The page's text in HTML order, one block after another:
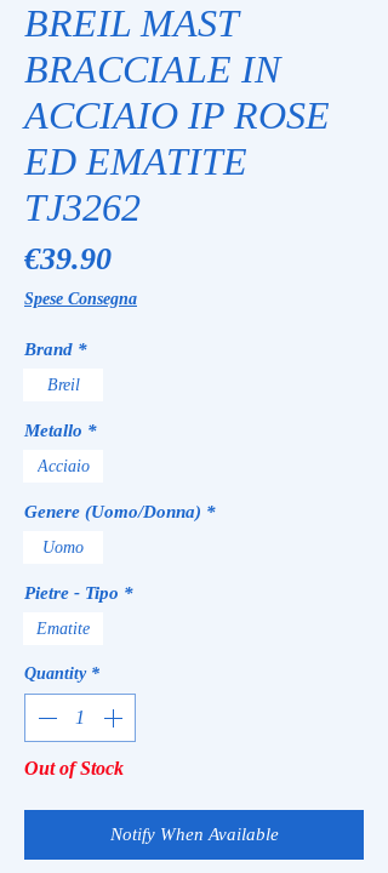
BREIL MAST
BRACCIALE IN
ACCIAIO IP ROSE
ED EMATITE
TJ3262
€39.90Price
Spese Consegna
Brand *
Breil
Metallo *
Acciaio
Genere (Uomo/Donna) *
Uomo
Pietre - Tipo *
Ematite
Quantity *
Out of Stock
Notify When Available